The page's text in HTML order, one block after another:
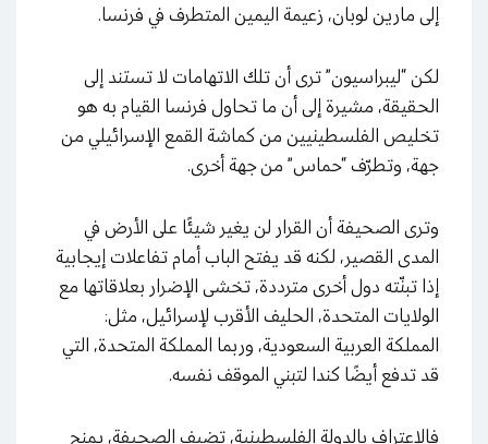
إلى مارين لوبان، زعيمة اليمين المتطرف في فرنسا.
لكن “ليبراسيون” ترى أن تلك الاتهامات لا تستند إلى
الحقيقة، مشيرة إلى أن ما تحاول فرنسا القيام به هو
تخليص الفلسطينيين من كماشة القمع الإسرائيلي من
جهة، وتطرّف “حماس” من جهة أخرى.
وترى الصحيفة أن القرار لن يغير شيئًا على الأرض في
المدى القصير، لكنه قد يفتح الباب أمام تفاعلات إيجابية
إذا تبنّته دول أخرى مترددة، تخشى الإضرار بعلاقاتها مع
الولايات المتحدة، الحليف الأقرب لإسرائيل، مثل:
المملكة العربية السعودية، وربما المملكة المتحدة، التي
قد تدفع أيضًا كندا لتبني الموقف نفسه.
فالاعتراف بالدولة الفلسطينية، تضيف الصحيفة، يمنح